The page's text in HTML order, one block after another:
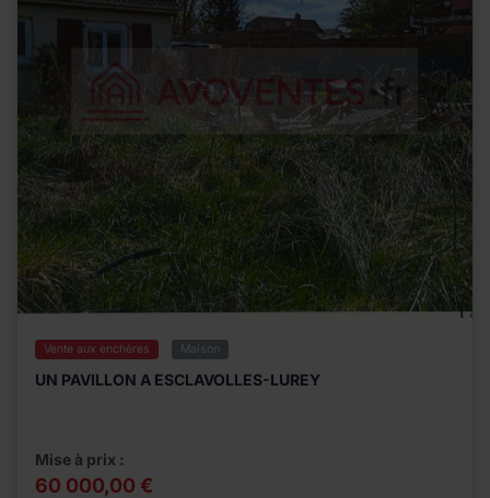
Vente aux enchères Maison
UN PAVILLON A ESCLAVOLLES-LUREY
Mise à prix :
60 000,00 €